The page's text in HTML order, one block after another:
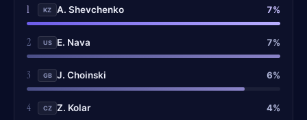
1 KZ A. Shevchenko 7%
2 US E. Nava 7%
3 GB J. Choinski 6%
4 CZ Z. Kolar 4%